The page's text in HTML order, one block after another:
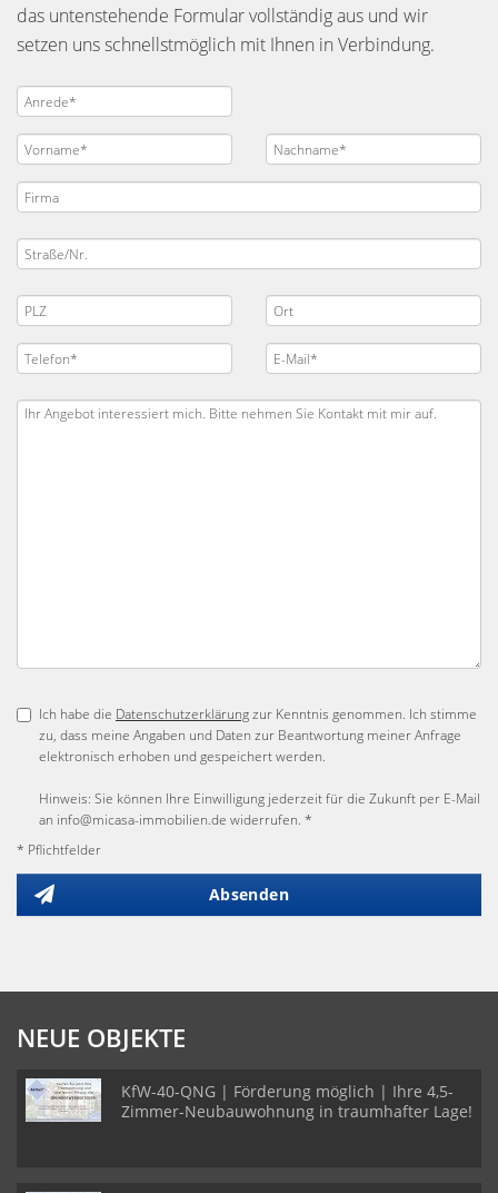
das untenstehende Formular vollständig aus und wir
setzen uns schnellstmöglich mit Ihnen in Verbindung.
Ich habe die Datenschutzerklärungzur Kenntnis genommen. Ich stimme
zu, dass meine Angaben und Daten zur Beantwortung meiner Anfrage
elektronisch erhoben und gespeichert werden.
Hinweis: Sie können Ihre Einwilligung jederzeit für die Zukunft per E-Mail
an info@micasa-immobilien.de widerrufen. *
* Pflichtfelder
Absenden
NEUE OBJEKTE
KfW-40-QNG | Förderung möglich | Ihre 4,5-
Zimmer-Neubauwohnung in traumhafter Lage!